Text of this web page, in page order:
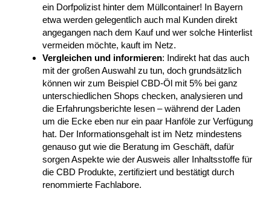
ein Dorfpolizist hinter dem Müllcontainer! In Bayern
etwa werden gelegentlich auch mal Kunden direkt
angegangen nach dem Kauf und wer solche Hinterlist
vermeiden möchte, kauft im Netz.
Vergleichen und informieren: Indirekt hat das auch
mit der großen Auswahl zu tun, doch grundsätzlich
können wir zum Beispiel CBD-Öl mit 5% bei ganz
unterschiedlichen Shops checken, analysieren und
die Erfahrungsberichte lesen – während der Laden
um die Ecke eben nur ein paar Hanföle zur Verfügung
hat. Der Informationsgehalt ist im Netz mindestens
genauso gut wie die Beratung im Geschäft, dafür
sorgen Aspekte wie der Ausweis aller Inhaltsstoffe für
die CBD Produkte, zertifiziert und bestätigt durch
renommierte Fachlabore.